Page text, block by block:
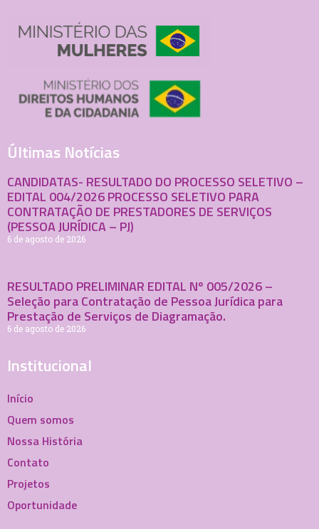
Últimas Notícias
CANDIDATAS- RESULTADO DO PROCESSO SELETIVO –
EDITAL 004/2026 PROCESSO SELETIVO PARA
CONTRATAÇÃO DE PRESTADORES DE SERVIÇOS
(PESSOA JURÍDICA – PJ)
6 de agosto de 2026
RESULTADO PRELIMINAR EDITAL Nº 005/2026 –
Seleção para Contratação de Pessoa Jurídica para
Prestação de Serviços de Diagramação.
6 de agosto de 2026
Institucional
Início
Quem somos
Nossa História
Contato
Projetos
Oportunidade